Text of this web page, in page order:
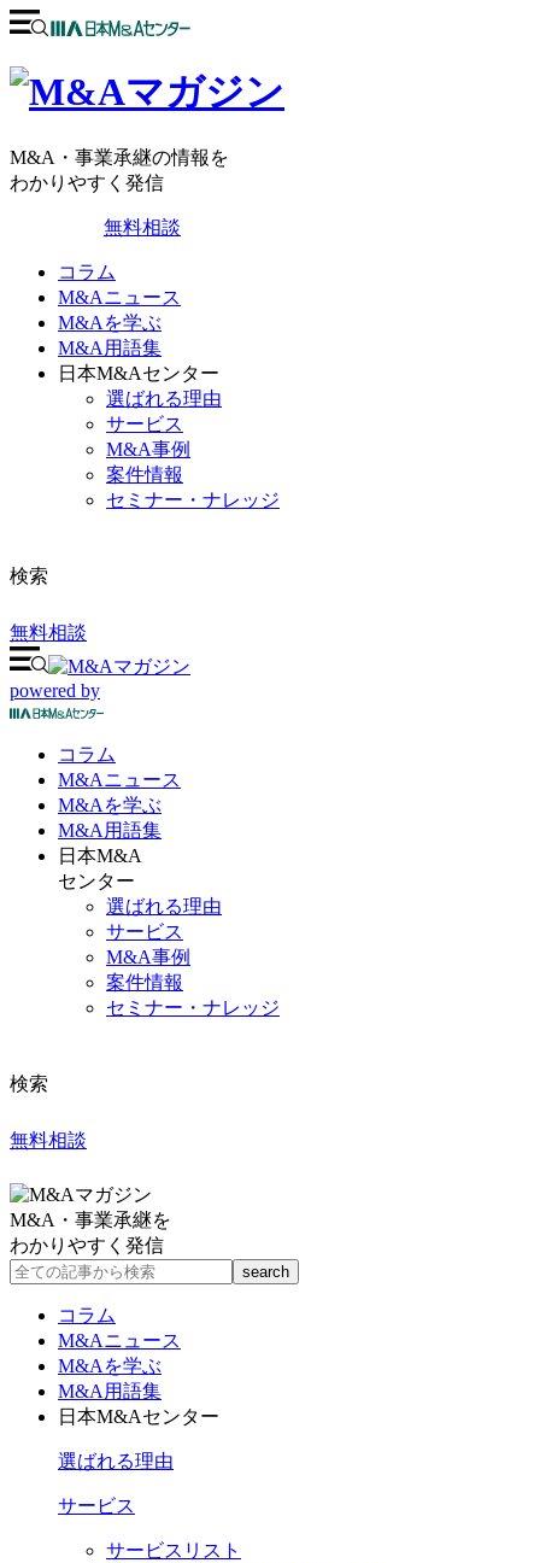
M&A・事業承継の情報を
わかりやすく発信
無料相談
コラム
M&Aニュース
M&Aを学ぶ
M&A用語集
日本M&Aセンター
選ばれる理由
サービス
M&A事例
案件情報
セミナー・ナレッジ
検索
無料相談
powered by
コラム
M&Aニュース
M&Aを学ぶ
M&A 用語集
日本M&A
センター
選ばれる理由
サービス
M&A事例
案件情報
セミナー・ナレッジ
検索
無料相談
M&A・事業承継を
わかりやすく発信
コラム
M&Aニュース
M&Aを学ぶ
M&A用語集
日本M&Aセンター
選ばれる理由
サービス
サービスリスト